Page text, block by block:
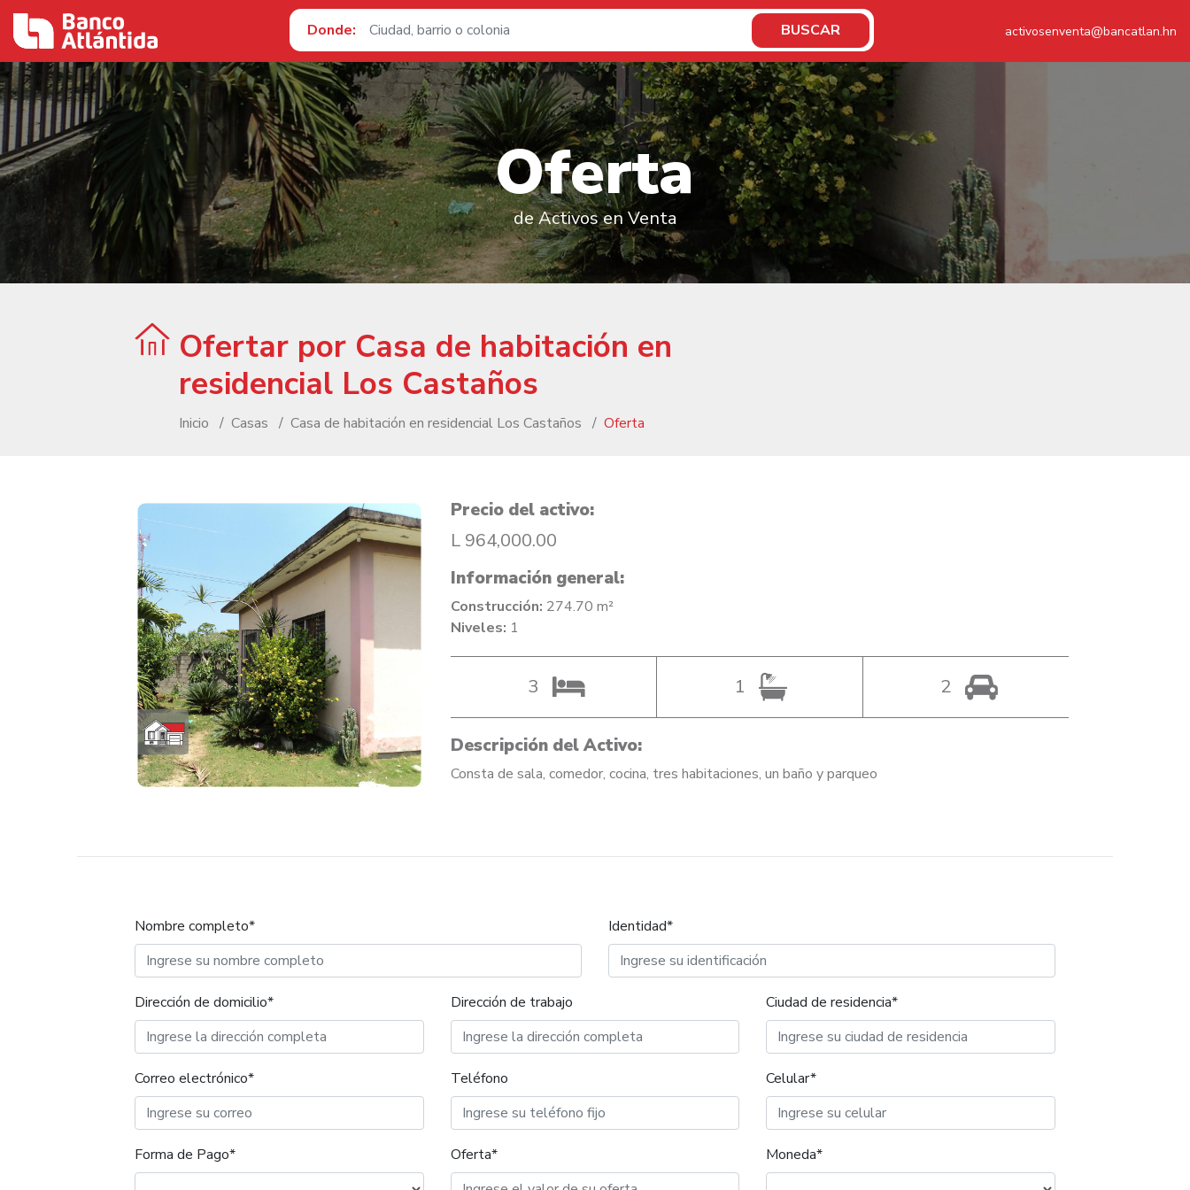
activosenventa@bancatlan.hn
Donde: BUSCAR
Oferta
de Activos en Venta
Ofertar por Casa de habitación en
residencial Los Castaños
Inicio Casas Casa de habitación en residencial Los Castaños Oferta
Precio del activo:
L 964,000.00
Información general:
Construcción: 274.70 m²
Niveles: 1
3 1 2
Descripción del Activo:
Consta de sala, comedor, cocina, tres habitaciones, un baño y parqueo
Nombre completo* Identidad*
Dirección de domicilio* Dirección de trabajo Ciudad de residencia*
Correo electrónico* Teléfono Celular*
Forma de Pago* Oferta* Moneda*